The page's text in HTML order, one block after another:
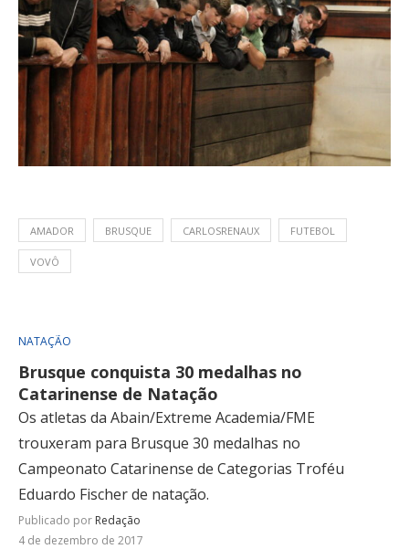
AMADOR BRUSQUE CARLOSRENAUX FUTEBOL
VOVÔ
NATAÇÃO
Brusque conquista 30 medalhas no
Catarinense de Natação
Os atletas da Abain/Extreme Academia/FME
trouxeram para Brusque 30 medalhas no
Campeonato Catarinense de Categorias Troféu
Eduardo Fischer de natação.
Publicado por Redação
4 de dezembro de 2017